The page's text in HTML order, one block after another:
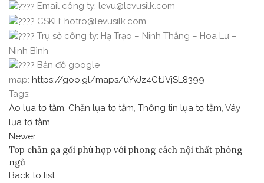
Email công ty: levu@levusilk.com
CSKH: hotro@levusilk.com
Trụ sở công ty: Hạ Trạo – Ninh Thắng – Hoa Lư –
Ninh Bình
Bản đồ google
map: https://goo.gl/maps/uYvJz4GtJVjSL8399
Tags:
Áo lụa tơ tằm, Chăn lụa tơ tằm, Thông tin lụa tơ tằm, Váy
lụa tơ tằm
Newer
Top chăn ga gối phù hợp với phong cách nội thất phòng
ngủ
Back to list